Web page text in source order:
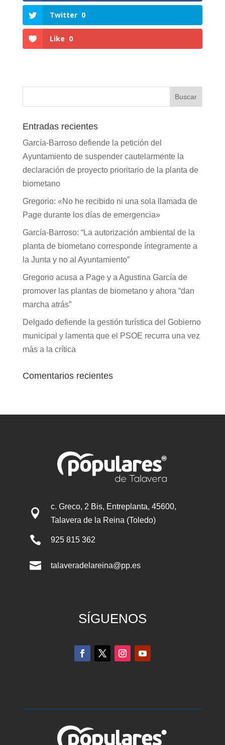
Twitter 0
Like 0
Entradas recientes
García-Barroso defiende la petición del
Ayuntamiento de suspender cautelarmente la
declaración de proyecto prioritario de la planta de
biometano
Gregorio: «No he recibido ni una sola llamada de
Page durante los días de emergencia»
García-Barroso: “La autorización ambiental de la
planta de biometano corresponde íntegramente a
la Junta y no al Ayuntamiento”
Gregorio acusa a Page y a Agustina García de
promover las plantas de biometano y ahora “dan
marcha atrás”
Delgado defiende la gestión turística del Gobierno
municipal y lamenta que el PSOE recurra una vez
más a la crítica
Comentarios recientes

c. Greco, 2 Bis, Entreplanta, 45600,
Talavera de la Reina (Toledo)
 925 815 362
 talaveradelareina@pp.es
SÍGUENOS